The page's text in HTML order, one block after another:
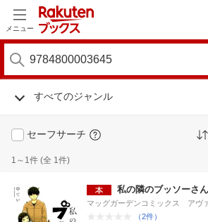
メニュー
すべてのジャンル
セーフサーチ
1～1件 (全 1件)
私の隣のブッソーさん
マッグガーデンコミックス アヴ
（2件）